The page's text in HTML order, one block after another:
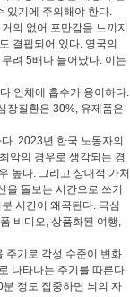
있기에 주의해야 한다.
의 없어 포만감을 느끼지
결핍되어 있다. 영국의
려 5배나 늘어났다. 이는
인체에 흡수가 용이하다.
장질환은 30%, 유제품은
. 2023년 한국 노동자의
악의 경우로 생각되는 경
높다. 그리고 상대적 가처
돌보는 시간으로 쓰기
시간이 왜곡된다. 극심
비디오, 상품화된 여행,
주기로 각성 수준이 변화
나타나는 주기를 따른다
정도 집중하면 뇌의 자